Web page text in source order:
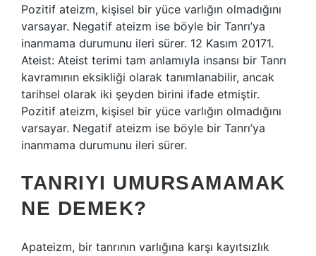
Pozitif ateizm, kişisel bir yüce varlığın olmadığını
varsayar. Negatif ateizm ise böyle bir Tanrı’ya
inanmama durumunu ileri sürer. 12 Kasım 20171.
Ateist: Ateist terimi tam anlamıyla insansı bir Tanrı
kavramının eksikliği olarak tanımlanabilir, ancak
tarihsel olarak iki şeyden birini ifade etmiştir.
Pozitif ateizm, kişisel bir yüce varlığın olmadığını
varsayar. Negatif ateizm ise böyle bir Tanrı’ya
inanmama durumunu ileri sürer.
TANRIYI UMURSAMAMAK
NE DEMEK?
Apateizm, bir tanrının varlığına karşı kayıtsızlık